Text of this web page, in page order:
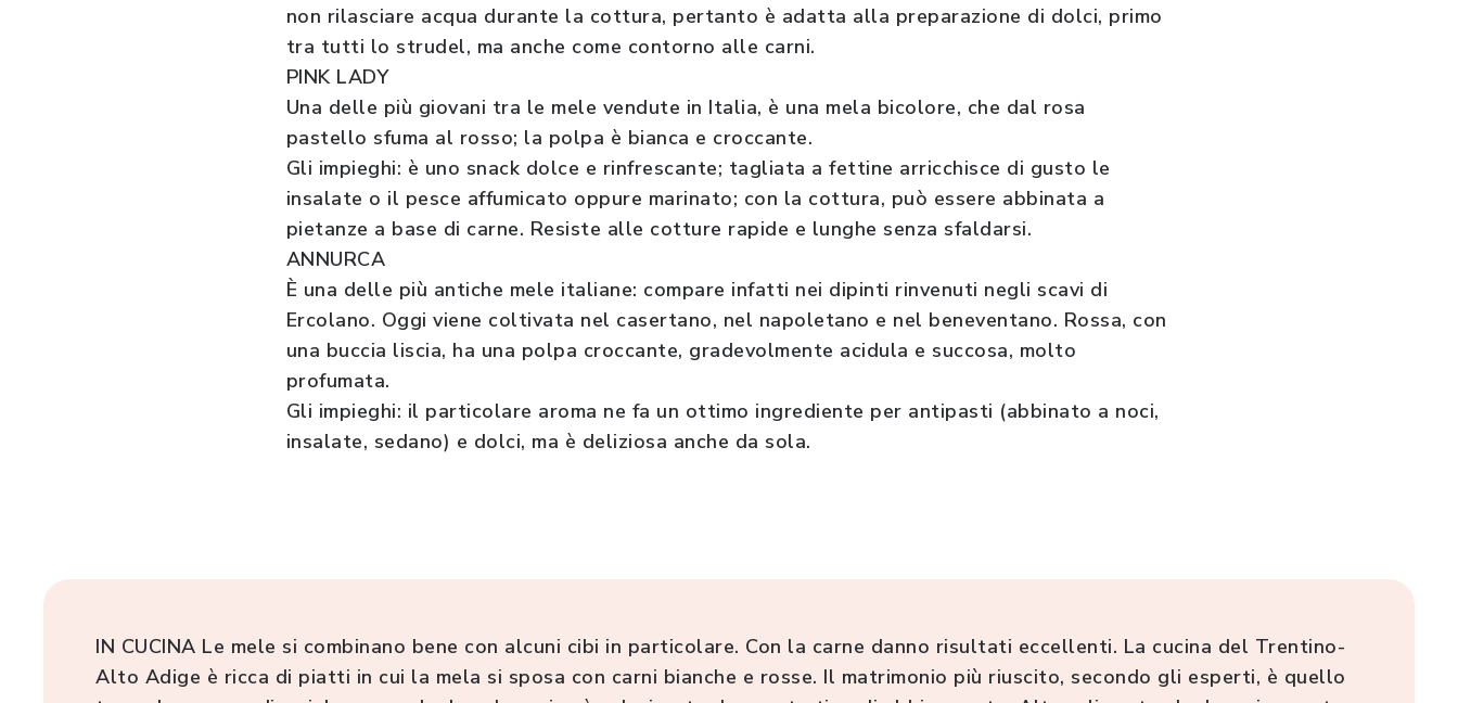
non rilasciare acqua durante la cottura, pertanto è adatta alla preparazione di dolci, primo
tra tutti lo strudel, ma anche come contorno alle carni.
PINK LADY
Una delle più giovani tra le mele vendute in Italia, è una mela bicolore, che dal rosa
pastello sfuma al rosso; la polpa è bianca e croccante.
Gli impieghi: è uno snack dolce e rinfrescante; tagliata a fettine arricchisce di gusto le
insalate o il pesce affumicato oppure marinato; con la cottura, può essere abbinata a
pietanze a base di carne. Resiste alle cotture rapide e lunghe senza sfaldarsi.
ANNURCA
È una delle più antiche mele italiane: compare infatti nei dipinti rinvenuti negli scavi di
Ercolano. Oggi viene coltivata nel casertano, nel napoletano e nel beneventano. Rossa, con
una buccia liscia, ha una polpa croccante, gradevolmente acidula e succosa, molto
profumata.
Gli impieghi: il particolare aroma ne fa un ottimo ingrediente per antipasti (abbinato a noci,
insalate, sedano) e dolci, ma è deliziosa anche da sola.
IN CUCINA Le mele si combinano bene con alcuni cibi in particolare. Con la carne danno risultati eccellenti. La cucina del Trentino-
Alto Adige è ricca di piatti in cui la mela si sposa con carni bianche e rosse. Il matrimonio più riuscito, secondo gli esperti, è quello